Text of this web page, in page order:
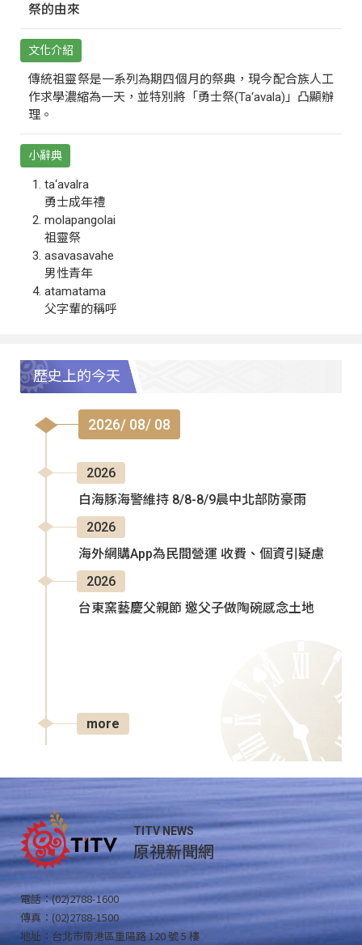
祭的由來
文化介紹
傳統祖靈祭是一系列為期四個月的祭典，現今配合族人工
作求學濃縮為一天，並特別將「勇士祭(Ta‘avala)」凸顯辦
理。
小辭典
ta‘avalra
勇士成年禮
molapangolai
祖靈祭
asavasavahe
男性青年
atamatama
父字輩的稱呼
歷史上的今天
2026/ 08/ 08
2026
白海豚海警維持 8/8-8/9晨中北部防豪雨
2026
海外網購App為民間營運 收費、個資引疑慮
2026
台東窯藝慶父親節 邀父子做陶碗感念土地
more
TITV NEWS
原視新聞網
電話：(02)2788-1600
傳真：(02)2788-1500
地址：台北市南港區重陽路 120 號 5 樓